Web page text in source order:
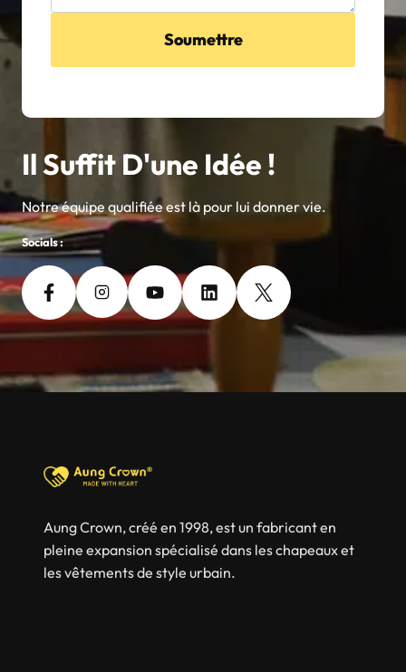
Soumettre
Il Suffit D'une Idée !
Notre équipe qualifiée est là pour lui donner vie.
Socials :
Aung Crown, créé en 1998, est un fabricant en
pleine expansion spécialisé dans les chapeaux et
les vêtements de style urbain.